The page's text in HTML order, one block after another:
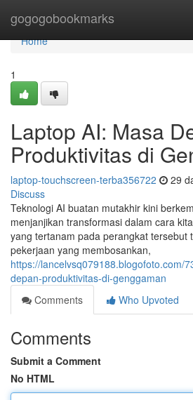
gogogobookmarks
Home
Home
1
Laptop AI: Masa
Produktivitas di
laptop-touchscreen-terba356722 29
Discuss
Teknologi AI buatan mutakhir kini
menjanjikan transformasi dalam cara
yang tertanam pada perangkat tersebut
pekerjaan yang membosankan,
https://lancelvsq079188.blogofoto.com/
depan-produktivitas-di-genggaman
Comments
Who Upvoted
Comments
Submit a Comment
No HTML